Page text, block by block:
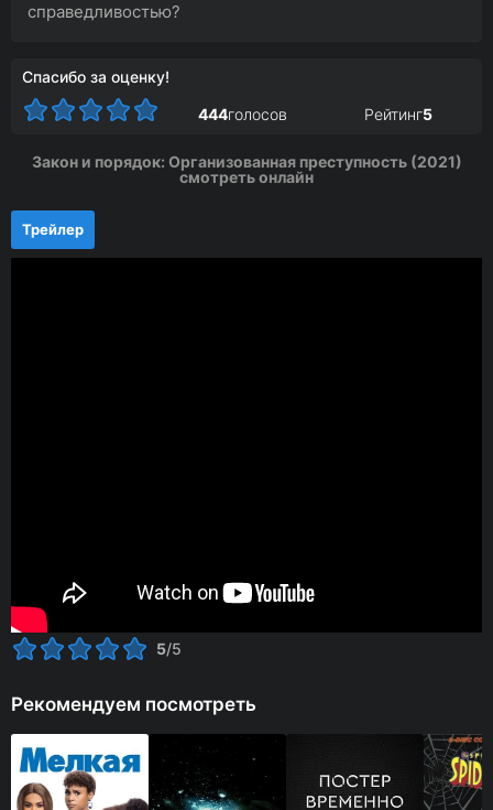
справедливостью?
Спасибо за оценку!
444голосов Рейтинг5
Закон и порядок: Организованная преступность (2021)
смотреть онлайн
Трейлер
5/5
Рекомендуем посмотреть